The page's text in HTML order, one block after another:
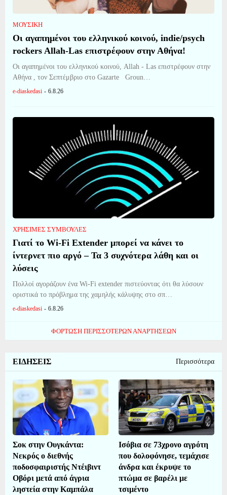
ΜΟΥΣΙΚΗ
Οι αγαπημένοι του ελληνικού κοινού, indie/psych
rockers Allah-Las επιστρέφουν στην Αθήνα!
Οι αγαπημένοι του ελληνικού κοινού, Allah - Las επιστρέφουν στην
Αθήνα , τον Σεπτέμβριο στο Gazarte Groun…
e-diaskedasi - 6.8.26
ΧΡΗΣΙΜΕΣ ΣΥΜΒΟΥΛΕΣ
Γιατί το Wi-Fi Extender μπορεί να κάνει το
ίντερνετ πιο αργό – Τα 3 συχνότερα λάθη και οι
λύσεις
Πολλοί αγοράζουν ένα Wi-Fi extender πιστεύοντας ότι θα λύσουν
οριστικά το πρόβλημα της χαμηλής κάλυψης στο σπ…
e-diaskedasi - 6.8.26
ΦΌΡΤΩΣΗ ΠΕΡΙΣΣΌΤΕΡΩΝ ΑΝΑΡΤΉΣΕΩΝ
ΕΙΔΗΣΕΙΣ Περισσότερα
Σοκ στην Ουγκάντα:
Νεκρός ο διεθνής
ποδοσφαιριστής Ντέιβιντ
Οβόρι μετά από άγρια
ληστεία στην Καμπάλα
Ισόβια σε 73χρονο αγρότη
που δολοφόνησε, τεμάχισε
άνδρα και έκρυψε το
πτώμα σε βαρέλι με
τσιμέντο